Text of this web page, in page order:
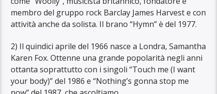
membro del gruppo rock Barclay James Harvest e con
attività anche da solista. Il brano “Hymn” è del 1977.
2) Il quindici aprile del 1966 nasce a Londra, Samantha
Karen Fox. Ottenne una grande popolarità negli anni
ottanta soprattutto con i singoli “Touch me (I want
your body)” del 1986 e “Nothing’s gonna stop me